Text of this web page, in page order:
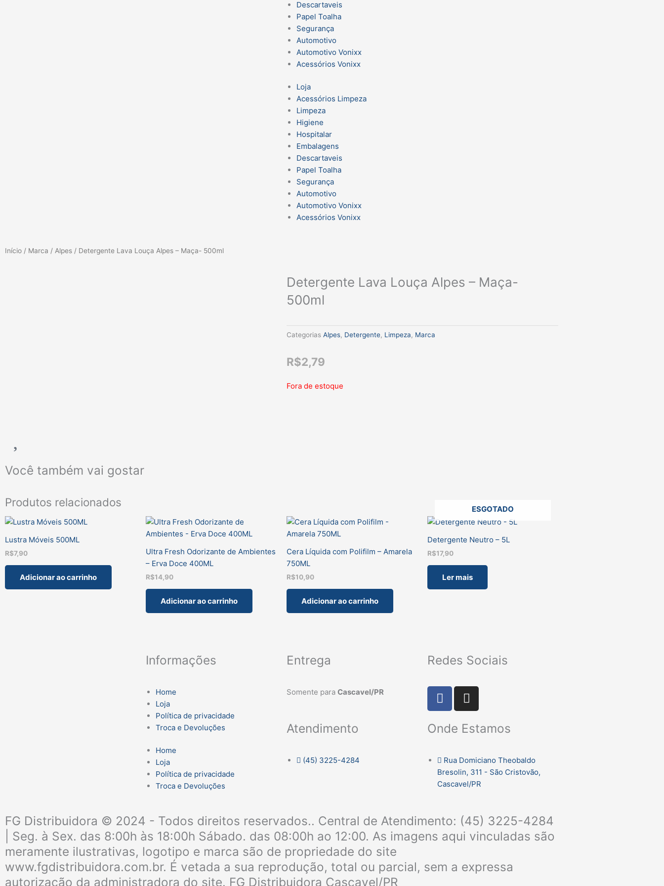
Descartaveis
Papel Toalha
Segurança
Automotivo
Automotivo Vonixx
Acessórios Vonixx
Loja
Acessórios Limpeza
Limpeza
Higiene
Hospitalar
Embalagens
Descartaveis
Papel Toalha
Segurança
Automotivo
Automotivo Vonixx
Acessórios Vonixx
Início / Marca / Alpes / Detergente Lava Louça Alpes – Maça- 500ml
Detergente Lava Louça Alpes – Maça-
500ml
Categorias Alpes, Detergente, Limpeza, Marca
R$2,79
Fora de estoque
Você também vai gostar
Produtos relacionados
Lustra Móveis 500ML
R$7,90
Adicionar ao carrinho
Ultra Fresh Odorizante de Ambientes
– Erva Doce 400ML
R$14,90
Adicionar ao carrinho
Cera Líquida com Polifilm – Amarela
750ML
R$10,90
Adicionar ao carrinho
ESGOTADO
Detergente Neutro – 5L
R$17,90
Ler mais
Informações
Home
Loja
Política de privacidade
Troca e Devoluções
Home
Loja
Política de privacidade
Troca e Devoluções
Entrega
Somente para Cascavel/PR
Atendimento
(45) 3225-4284
Redes Sociais
F
a
e
o
k
I
n
t
r
a
m
Onde Estamos
Rua Domiciano Theobaldo
Bresolin, 311 - São Cristovão,
Cascavel/PR
FG Distribuidora © 2024 - Todos direitos reservados.. Central de Atendimento: (45) 3225-4284
| Seg. à Sex. das 8:00h às 18:00h Sábado. das 08:00h ao 12:00. As imagens aqui vinculadas são
meramente ilustrativas, logotipo e marca são de propriedade do site
www.fgdistribuidora.com.br. É vetada a sua reprodução, total ou parcial, sem a expressa
autorização da administradora do site. FG Distribuidora Cascavel/PR